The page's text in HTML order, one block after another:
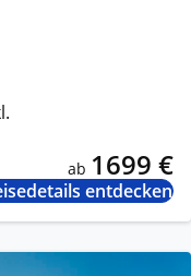
ab 1699 €
entdecken